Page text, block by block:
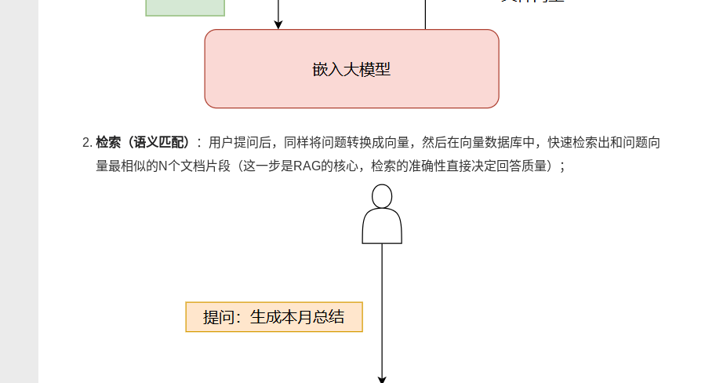
检索（语义匹配）
：用户提问后，同样将问题转换成向量，然后在向量数据库中，快速检索出和问题向
量最相似的N个文档片段（这一步是RAG的核心，检索的准确性直接决定回答质量）；